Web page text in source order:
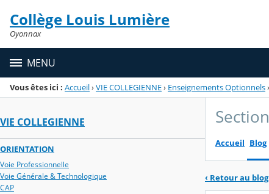
Menu de la rubrique
Contenu
Collège Louis Lumière
Oyonnax
MENU
Vous êtes ici : Accueil›VIE COLLEGIENNE› Enseignements Optionnels›
VIE COLLEGIENNE
ORIENTATION
Voie Professionnelle
Voie Générale & Technologique
CAP
Accueil Blog
‹ Retour au blog